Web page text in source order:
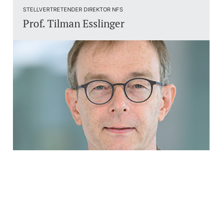
STELLVERTRETENDER DIREKTOR NFS
Prof. Tilman Esslinger